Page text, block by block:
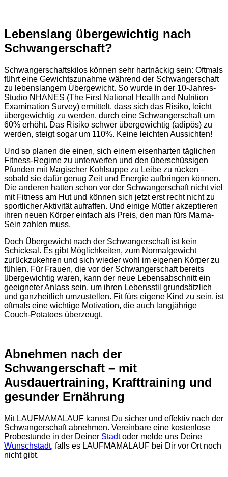
Lebenslang übergewichtig nach
Schwangerschaft?
Schwangerschaftskilos können sehr hartnäckig sein: Oftmals
führt eine Gewichtszunahme während der Schwangerschaft
zu lebenslangem Übergewicht. So wurde in der 10-Jahres-
Studio NHANES (The First National Health and Nutrition
Examination Survey) ermittelt, dass sich das Risiko, leicht
übergewichtig zu werden, durch eine Schwangerschaft um
60% erhöht. Das Risiko schwer übergewichtig (adipös) zu
werden, steigt sogar um 110%. Keine leichten Aussichten!
Und so planen die einen, sich einem eisenharten täglichen
Fitness-Regime zu unterwerfen und den überschüssigen
Pfunden mit Magischer Kohlsuppe zu Leibe zu rücken –
sobald sie dafür genug Zeit und Energie aufbringen können.
Die anderen hatten schon vor der Schwangerschaft nicht viel
mit Fitness am Hut und können sich jetzt erst recht nicht zu
sportlicher Aktivität aufraffen. Und einige Mütter akzeptieren
ihren neuen Körper einfach als Preis, den man fürs Mama-
Sein zahlen muss.
Doch Übergewicht nach der Schwangerschaft ist kein
Schicksal. Es gibt Möglichkeiten, zum Normalgewicht
zurückzukehren und sich wieder wohl im eigenen Körper zu
fühlen. Für Frauen, die vor der Schwangerschaft bereits
übergewichtig waren, kann der neue Lebensabschnitt ein
geeigneter Anlass sein, um ihren Lebensstil grundsätzlich
und ganzheitlich umzustellen. Fit fürs eigene Kind zu sein, ist
oftmals eine wichtige Motivation, die auch langjährige
Couch-Potatoes überzeugt.
Abnehmen nach der
Schwangerschaft – mit
Ausdauertraining, Krafttraining und
gesunder Ernährung
Mit LAUFMAMALAUF kannst Du sicher und effektiv nach der
Schwangerschaft abnehmen. Vereinbare eine kostenlose
Probestunde in der Deiner Stadtoder melde uns Deine
Wunschstadt, falls es LAUFMAMALAUF bei Dir vor Ort noch
nicht gibt.